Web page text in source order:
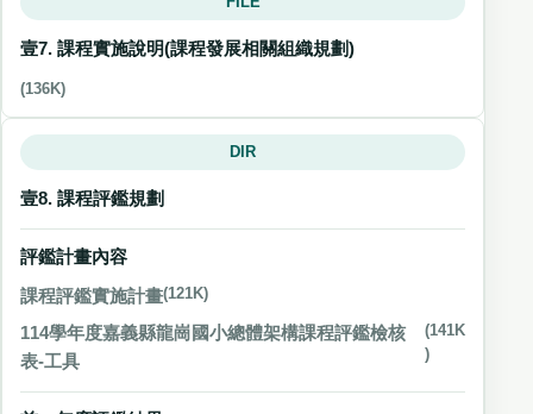
壹7. 課程實施說明(課程發展相關組織規劃)
(136K)
DIR
壹8. 課程評鑑規劃
評鑑計畫內容
課程評鑑實施計畫(121K)
114學年度嘉義縣龍崗國小總體架構課程評鑑檢核
表-工具
(141K
)